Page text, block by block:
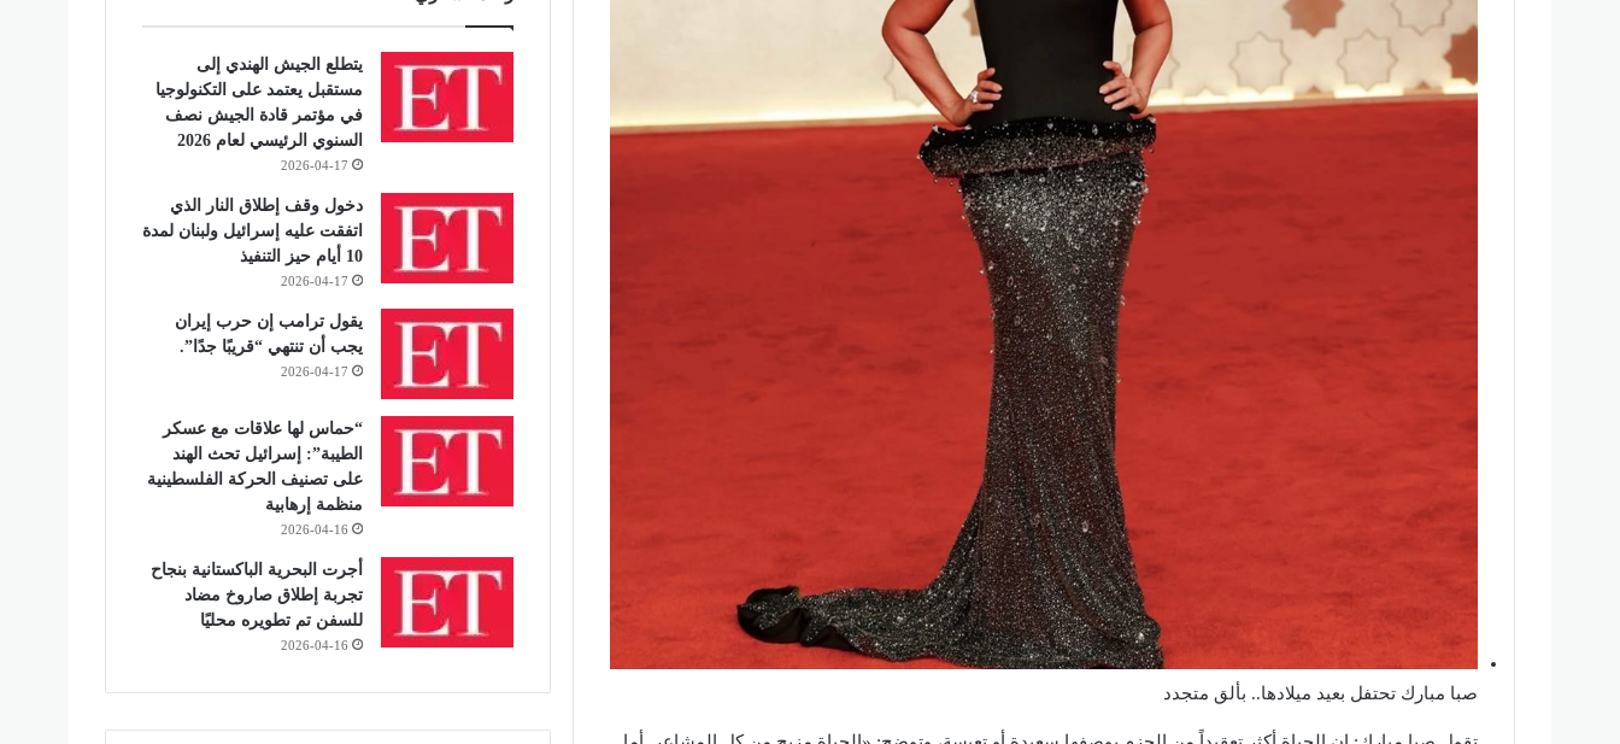
صبا مبارك تحتفل بعيد ميلادها.. بألق متجدد
يتطلع الجيش الهندي إلى
مستقبل يعتمد على التكنولوجيا
في مؤتمر قادة الجيش نصف
السنوي الرئيسي لعام 2026
2026-04-17
دخول وقف إطلاق النار الذي
اتفقت عليه إسرائيل ولبنان لمدة
10 أيام حيز التنفيذ
2026-04-17
يقول ترامب إن حرب إيران
يجب أن تنتهي “قريبًا جدًا”.
2026-04-17
“حماس لها علاقات مع عسكر
الطيبة”: إسرائيل تحث الهند
على تصنيف الحركة الفلسطينية
منظمة إرهابية
2026-04-16
أجرت البحرية الباكستانية بنجاح
تجربة إطلاق صاروخ مضاد
للسفن تم تطويره محليًا
2026-04-16